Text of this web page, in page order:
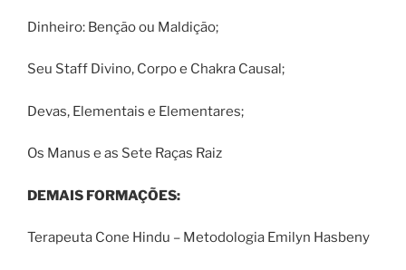
Dinheiro: Benção ou Maldição;
Seu Staff Divino, Corpo e Chakra Causal;
Devas, Elementais e Elementares;
Os Manus e as Sete Raças Raiz
DEMAIS FORMAÇÕES:
Terapeuta Cone Hindu – Metodologia Emilyn Hasbeny